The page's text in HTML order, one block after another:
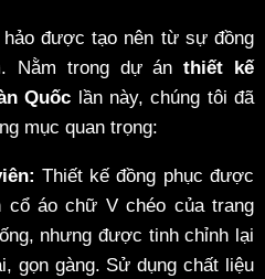
hảo được tạo nên từ sự đồng
Nằm trong dự ánthiết kế
Quốc lần này, chúng tôi đã
mục quan trọng:
Thiết kế đồng phục được
cổ áo chữ V chéo của trang
nhưng được tinh chỉnh lại
gọn gàng. Sử dụng chất liệu